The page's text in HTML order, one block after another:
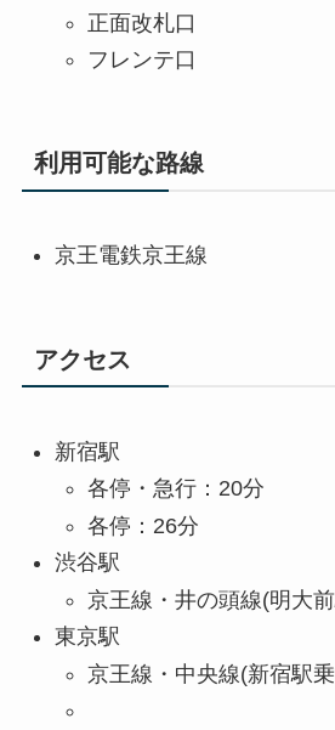
正面改札口
フレンテ口
利用可能な路線
京王電鉄京王線
アクセス
新宿駅
各停・急行：20分
各停：26分
渋谷駅
京王線・井の頭線(明大
東京駅
京王線・中央線(新宿駅